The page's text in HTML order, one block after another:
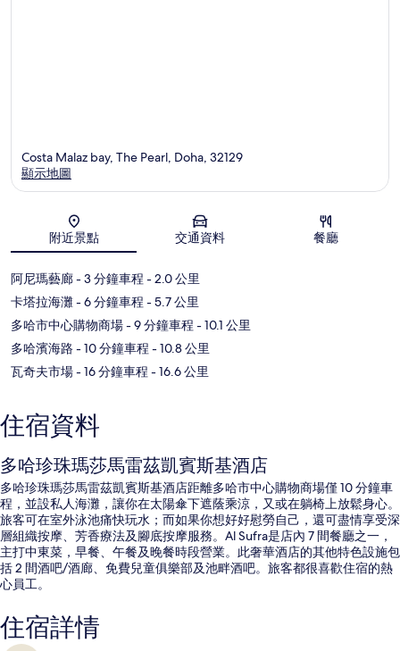
地圖
Costa Malaz bay, The Pearl, Doha, 32129
顯示地圖
附近景點 交通資料 餐廳
阿尼瑪藝廊- 3 分鐘車程 - 2.0 公里
卡塔拉海灘- 6 分鐘車程 - 5.7 公里
多哈市中心購物商場- 9 分鐘車程 - 10.1 公里
多哈濱海路 - 10 分鐘車程 - 10.8 公里
瓦奇夫市場- 16 分鐘車程 - 16.6 公里
住宿資料
多哈珍珠瑪莎馬雷茲凱賓斯基酒店
多哈珍珠瑪莎馬雷茲凱賓斯基酒店距離多哈市中心購物商場僅 10 分鐘車
程，並設私人海灘，讓你在太陽傘下遮蔭乘涼，又或在躺椅上放鬆身心。
旅客可在室外泳池痛快玩水；而如果你想好好慰勞自己，還可盡情享受深
層組織按摩、芳香療法及腳底按摩服務。Al Sufra是店內 7 間餐廳之一，
主打中東菜，早餐、午餐及晚餐時段營業。此奢華酒店的其他特色設施包
括 2 間酒吧/酒廊、免費兒童俱樂部及池畔酒吧。旅客都很喜歡住宿的熱
心員工。
住宿詳情